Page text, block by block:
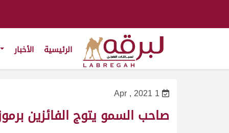
الرئيسية الأخبار
1 Apr , 2021
صاحب السمو يتوج الفائزين